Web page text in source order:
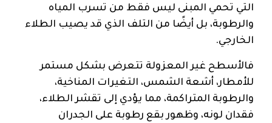
التي تحمي المبنى ليس فقط من تسرب المياه
والرطوبة، بل أيضًا من التلف الذي قد يصيب الطلاء
الخارجي.
فالأسطح غير المعزولة تتعرض بشكل مستمر
للأمطار، أشعة الشمس، التغيرات المناخية،
والرطوبة المتراكمة، مما يؤدي إلى تقشر الطلاء،
فقدان لونه، وظهور بقع رطوبة على الجدران